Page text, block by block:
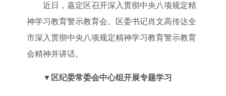
近日，嘉定区召开深入贯彻中央八项规定精
神学习教育警示教育会。区委书记肖文高传达全
市深入贯彻中央八项规定精神学习教育警示教育
会精神并讲话。
▼ 区纪委常委会中心组开展专题学习